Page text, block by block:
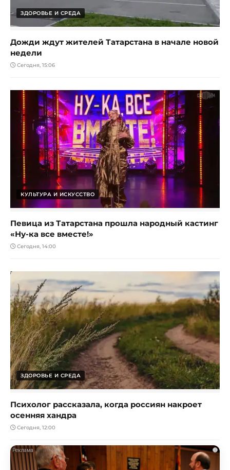
ЗДОРОВЬЕ И СРЕДА
Дожди ждут жителей Татарстана в начале новой
недели
Сегодня, 15:06
КУЛЬТУРА И ИСКУССТВО
Певица из Татарстана прошла народный кастинг
«Ну-ка все вместе!»
Сегодня, 14:00
ЗДОРОВЬЕ И СРЕДА
Психолог рассказала, когда россиян накроет
осенняя хандра
Сегодня, 12:00
i